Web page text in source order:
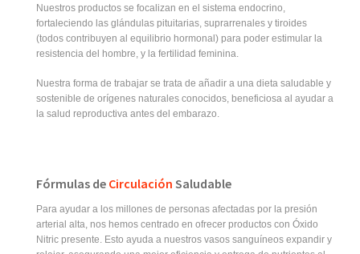
Nuestros productos se focalizan en el sistema endocrino,
fortaleciendo las glándulas pituitarias, suprarrenales y tiroides
(todos contribuyen al equilibrio hormonal) para poder estimular la
resistencia del hombre, y la fertilidad feminina.
Nuestra forma de trabajar se trata de añadir a una dieta saludable y
sostenible de orígenes naturales conocidos, beneficiosa al ayudar a
la salud reproductiva antes del embarazo.
Fórmulas de Circulación Saludable
Para ayudar a los millones de personas afectadas por la presión
arterial alta, nos hemos centrado en ofrecer productos con Óxido
Nitric presente. Esto ayuda a nuestros vasos sanguíneos expandir y